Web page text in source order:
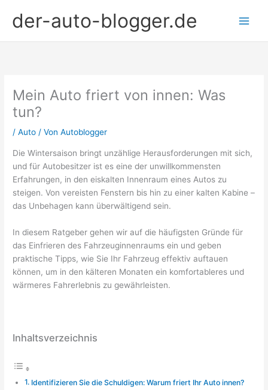
Inhaltder-auto-blogger.de
Mein Auto friert von innen: Was
tun?
/Auto / VonAutoblogger
Die Wintersaison bringt unzählige Herausforderungen mit sich,
und für Autobesitzer ist es eine der unwillkommensten
Erfahrungen, in den eiskalten Innenraum eines Autos zu
steigen. Von vereisten Fenstern bis hin zu einer kalten Kabine –
das Unbehagen kann überwältigend sein.
In diesem Ratgeber gehen wir auf die häufigsten Gründe für
das Einfrieren des Fahrzeuginnenraums ein und geben
praktische Tipps, wie Sie Ihr Fahrzeug effektiv auftauen
können, um in den kälteren Monaten ein komfortableres und
wärmeres Fahrerlebnis zu gewährleisten.
Inhaltsverzeichnis
Identifizieren Sie die Schuldigen: Warum friert Ihr Auto innen?